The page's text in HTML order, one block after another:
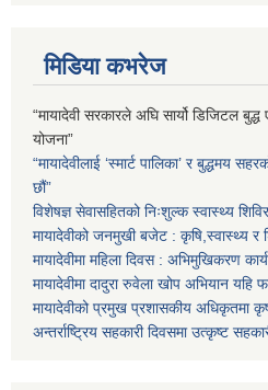
मिडिया कभरेज
“मायादेवी सरकारले अघि सार्यो डिजिटल
योजना”
“मायादेवीलाई ‘स्मार्ट पालिका’ र बुद्धमय
छौं”
विशेषज्ञ सेवासहितको निःशुल्क स्वास्थ्य शिविर
मायादेवीको जनमुखी बजेट : कृषि,स्वास्थ्य र
मायादेवीमा महिला दिवस : अभिमुखिकरण
मायादेवीमा दादुरा रुवेला खोप अभियान
मायादेवीको प्रमुख प्रशासकीय अधिकृतमा
अन्तर्राष्ट्रिय सहकारी दिवसमा उत्कृष्ट